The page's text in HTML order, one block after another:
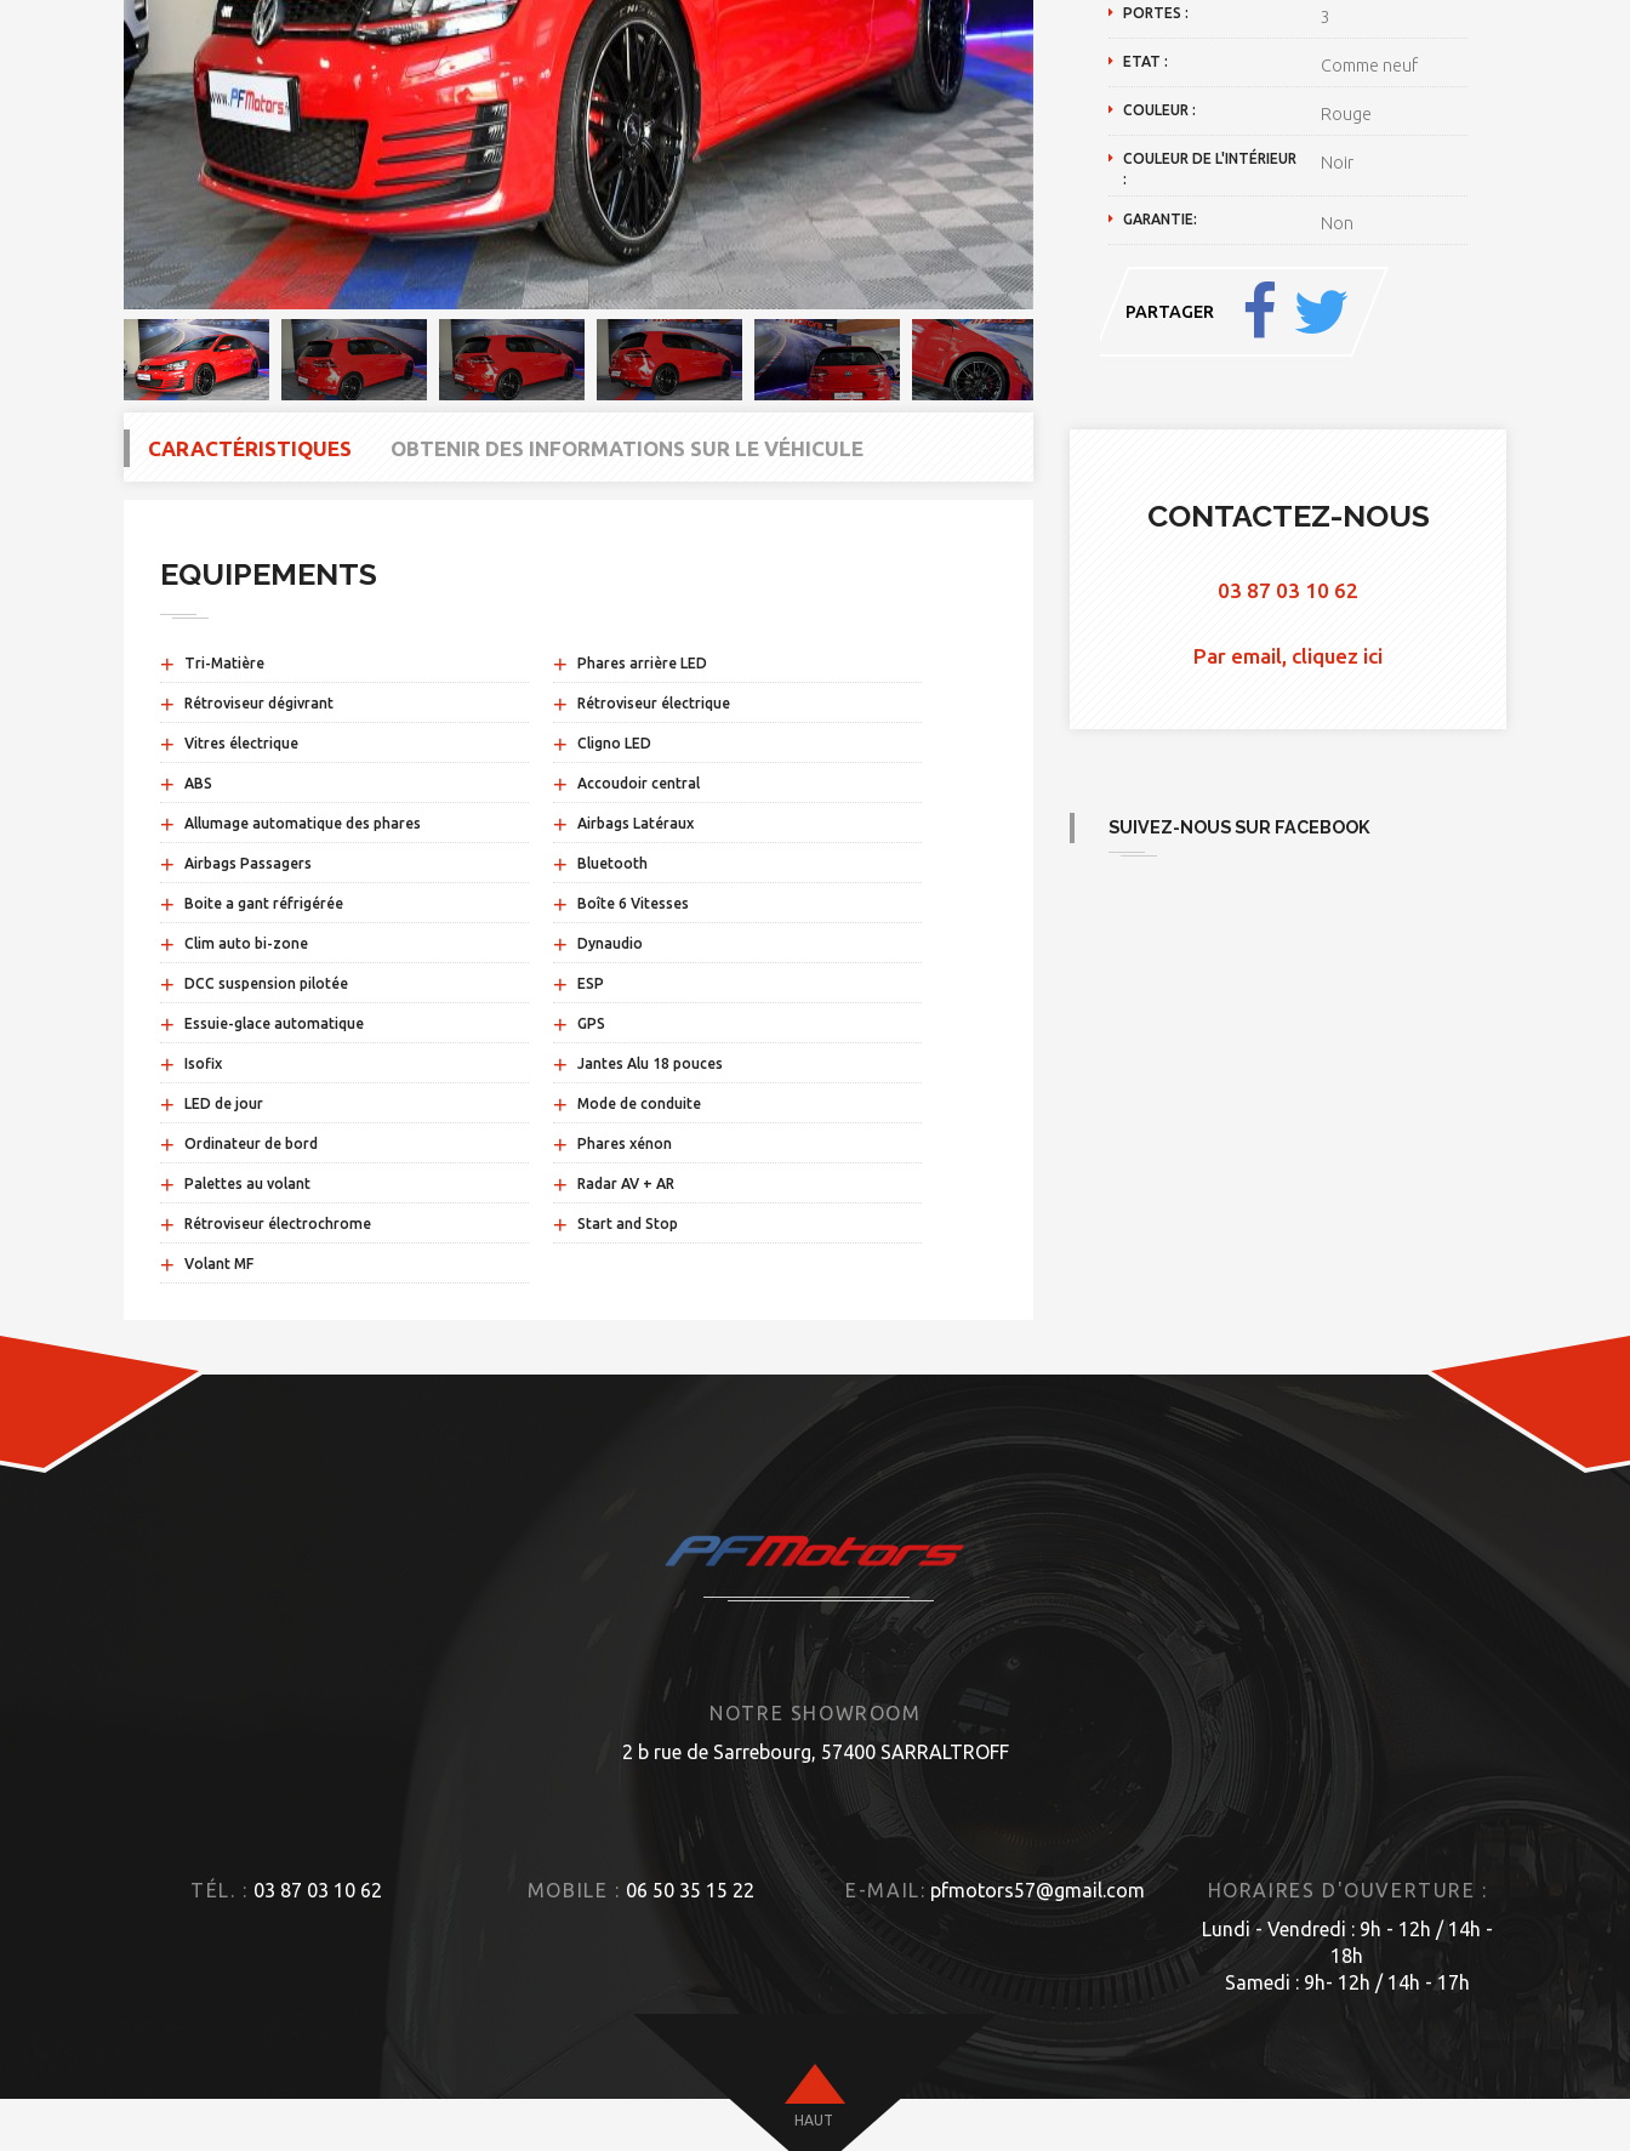
CARACTÉRISTIQUES OBTENIR DES INFORMATIONS SUR LE VÉHICULE
EQUIPEMENTS
+ Tri-Matière + Phares arrière LED
+ Rétroviseur dégivrant + Rétroviseur électrique
+ Vitres électrique + Cligno LED
+ ABS + Accoudoir central
+ Allumage automatique des phares + Airbags Latéraux
+ Airbags Passagers + Bluetooth
+ Boite a gant réfrigérée + Boîte 6 Vitesses
+ Clim auto bi-zone + Dynaudio
+ DCC suspension pilotée + ESP
+ Essuie-glace automatique + GPS
+ Isofix + Jantes Alu 18 pouces
+ LED de jour + Mode de conduite
+ Ordinateur de bord + Phares xénon
+ Palettes au volant + Radar AV + AR
+ Rétroviseur électrochrome + Start and Stop
+ Volant MF
PORTES : 3
ETAT : Comme neuf
COULEUR : Rouge
COULEUR DE L'INTÉRIEUR
:
Noir
GARANTIE: Non
PARTAGER
CONTACTEZ-NOUS
03 87 03 10 62
Par email, cliquez ici
SUIVEZ-NOUS SUR FACEBOOK
NOTRE SHOWROOM
2 b rue de Sarrebourg, 57400 SARRALTROFF
TÉL. : 03 87 03 10 62 MOBILE : 06 50 35 15 22 E-MAIL: pfmotors57@gmail.com
HORAIRES D'OUVERTURE :
Lundi - Vendredi : 9h - 12h / 14h -
18h
Samedi : 9h- 12h / 14h - 17h
HAUT